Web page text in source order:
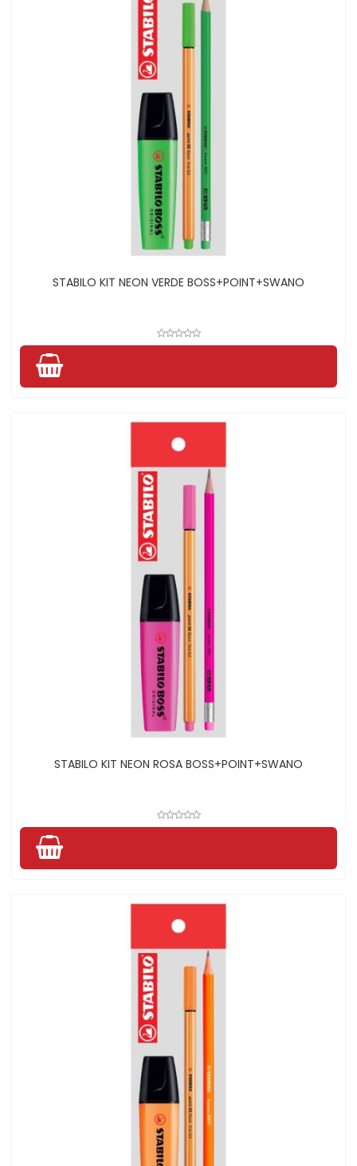
STABILO KIT NEON VERDE BOSS+POINT+SWANO
STABILO KIT NEON ROSA BOSS+POINT+SWANO